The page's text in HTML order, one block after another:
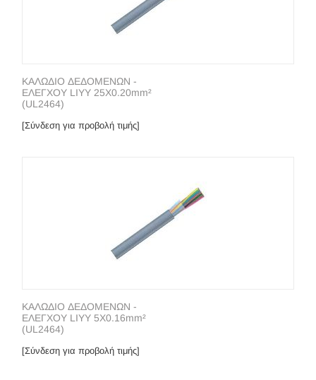
ΚΑΛΩΔΙΟ ΔΕΔΟΜΕΝΩΝ -
ΕΛΕΓΧΟΥ LIYY 25X0.20mm²
(UL2464)
[Σύνδεση για προβολή τιμής]
ΚΑΛΩΔΙΟ ΔΕΔΟΜΕΝΩΝ -
ΕΛΕΓΧΟΥ LIYY 5X0.16mm²
(UL2464)
[Σύνδεση για προβολή τιμής]